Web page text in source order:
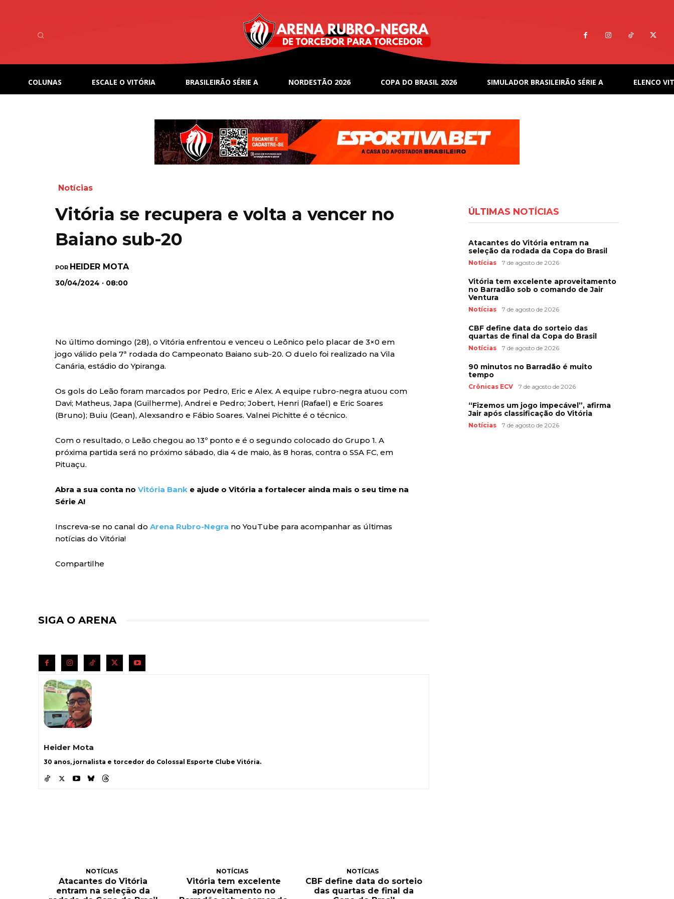
COLUNAS ESCALE O VITÓRIA BRASILEIRÃO SÉRIE A NORDESTÃO 2026 COPA DO BRASIL 2026 SIMULADOR BRASILEIRÃO SÉRIE A ELENCO
Notícias
Vitória se recupera e volta a vencer no
Baiano sub-20
POR HEIDER MOTA
30/04/2024 · 08:00
No último domingo (28), o Vitória enfrentou e venceu o Leônico pelo placar de 3×0 em
jogo válido pela 7ª rodada do Campeonato Baiano sub-20. O duelo foi realizado na Vila
Canária, estádio do Ypiranga.
Os gols do Leão foram marcados por Pedro, Eric e Alex. A equipe rubro-negra atuou com
Davi; Matheus, Japa (Guilherme), Andrei e Pedro; Jobert, Henri (Rafael) e Eric Soares
(Bruno); Buiu (Gean), Alexsandro e Fábio Soares. Valnei Pichitte é o técnico.
Com o resultado, o Leão chegou ao 13º ponto e é o segundo colocado do Grupo 1. A
próxima partida será no próximo sábado, dia 4 de maio, às 8 horas, contra o SSA FC, em
Pituaçu.
Abra a sua conta no Vitória Bank e ajude o Vitória a fortalecer ainda mais o seu time na
Série A!
Inscreva-se no canal do Arena Rubro-Negra no YouTube para acompanhar as últimas
notícias do Vitória!
Compartilhe
SIGA O ARENA
Heider Mota
30 anos, jornalista e torcedor do Colossal Esporte Clube Vitória.
NOTÍCIAS
Atacantes do Vitória
entram na seleção da
NOTÍCIAS
Vitória tem excelente
aproveitamento no
NOTÍCIAS
CBF define data do sorteio
das quartas de final da
ÚLTIMAS NOTÍCIAS
Atacantes do Vitória entram na
seleção da rodada da Copa do Brasil
Notícias 7 de agosto de 2026
Vitória tem excelente aproveitamento
no Barradão sob o comando de Jair
Ventura
Notícias 7 de agosto de 2026
CBF define data do sorteio das
quartas de final da Copa do Brasil
Notícias 7 de agosto de 2026
90 minutos no Barradão é muito
tempo
Crônicas ECV 7 de agosto de 2026
“Fizemos um jogo impecável”, afirma
Jair após classificação do Vitória
Notícias 7 de agosto de 2026